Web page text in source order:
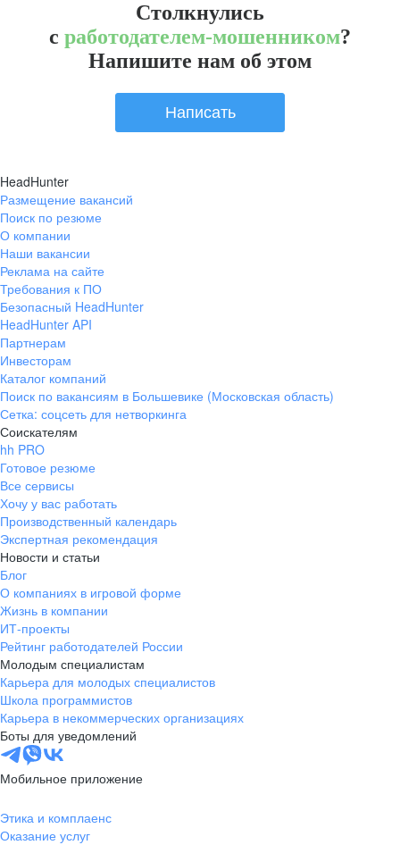
Столкнулись
с работодателем-мошенником?
Напишите нам об этом
Написать
HeadHunter
Размещение вакансий
Поиск по резюме
О компании
Наши вакансии
Реклама на сайте
Требования к ПО
Безопасный HeadHunter
HeadHunter API
Партнерам
Инвесторам
Каталог компаний
Поиск по вакансиям в Большевике (Московская область)
Сетка: соцсеть для нетворкинга
Соискателям
hh PRO
Готовое резюме
Все сервисы
Хочу у вас работать
Производственный календарь
Экспертная рекомендация
Новости и статьи
Блог
О компаниях в игровой форме
Жизнь в компании
ИТ-проекты
Рейтинг работодателей России
Молодым специалистам
Карьера для молодых специалистов
Школа программистов
Карьера в некоммерческих организациях
Боты для уведомлений
Мобильное приложение
Этика и комплаенс
Оказание услуг